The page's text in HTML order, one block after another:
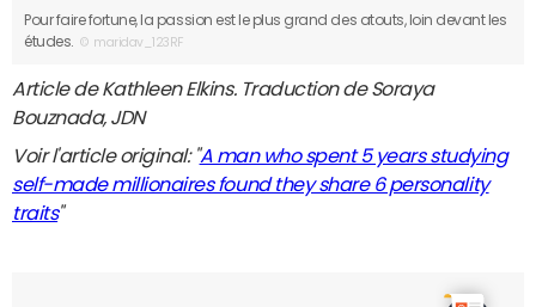
Pour faire fortune, la passion est le plus grand des atouts, loin devant les
études.
© maridav_123RF
Article de Kathleen Elkins. Traduction de Soraya
Bouznada, JDN
Voir l'article original: "A man who spent 5 years studying
self-made millionaires found they share 6 personality
traits"